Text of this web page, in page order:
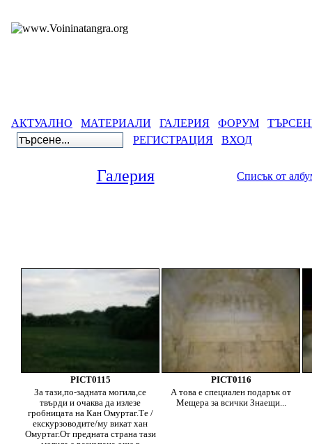
АКТУАЛНО МАТЕРИАЛИ ГАЛЕРИЯ ФОРУМ
РЕГИСТРАЦИЯ
ВХОД
Галерия Списък от
PICT0115
За тази,по-задната могила,се
твърди и очаква да излезе
гробницата на Кан Омуртаг.Те /
екскурзоводите/му викат хан
Омуртаг.От предната страна тази
PICT0116
А това е специален подарък от
Мещера за всички Знаещи...